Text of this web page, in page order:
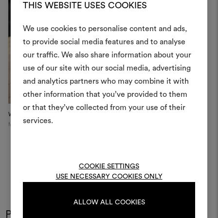
THIS WEBSITE USES COOKIES
We use cookies to personalise content and ads,
to provide social media features and to analyse
our traffic. We also share information about your
use of our site with our social media, advertising
and analytics partners who may combine it with
other information that you’ve provided to them
or that they’ve collected from your use of their
services.
COOKIE SETTINGS
USE NECESSARY COOKIES ONLY
ALLOW ALL COOKIES
White chairs
Milan
Potrebbe interessarti anche
Crea
Uno strumento interattivo
e condividere le tue idee,